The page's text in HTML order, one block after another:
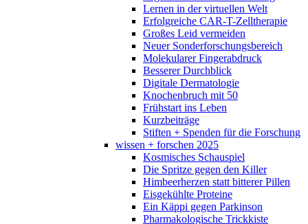
Lernen in der virtuellen Welt
Erfolgreiche CAR-T-Zelltherapie
Großes Leid vermeiden
Neuer Sonderforschungsbereich
Molekularer Fingerabdruck
Besserer Durchblick
Digitale Dermatologie
Knochenbruch mit 50
Frühstart ins Leben
Kurzbeiträge
Stiften + Spenden für die Forschung
wissen + forschen 2025
Kosmisches Schauspiel
Die Spritze gegen den Killer
Himbeerherzen statt bitterer Pillen
Eisgekühlte Proteine
Ein Käppi gegen Parkinson
Pharmakologische Trickkiste